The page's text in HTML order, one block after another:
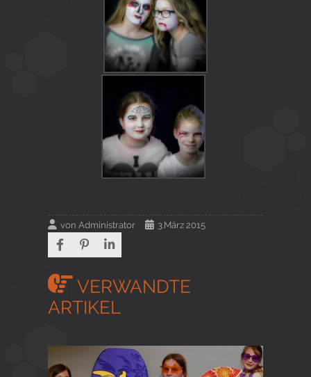
von Administrator 3.März 2015
VERWANDTE
ARTIKEL